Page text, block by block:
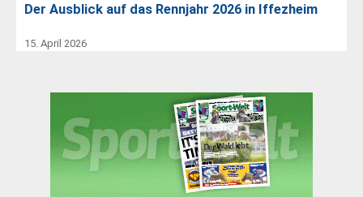
Der Ausblick auf das Rennjahr 2026 in Iffezheim
15. April 2026